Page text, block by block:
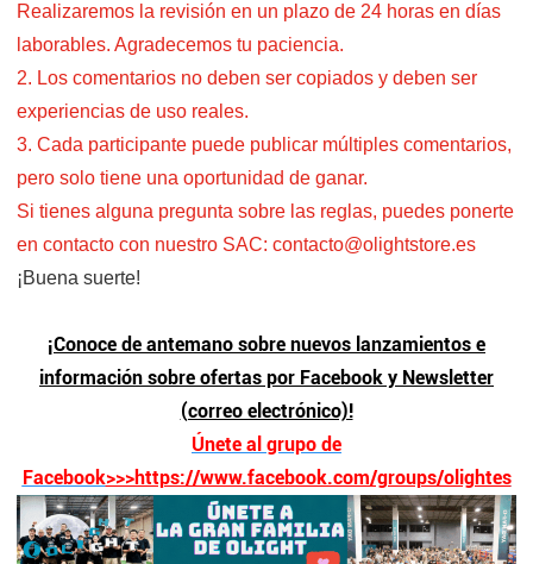
Realizaremos la revisión en un plazo de 24 horas en días
laborables. Agradecemos tu paciencia.
2. Los comentarios no deben ser copiados y deben ser
experiencias de uso reales.
3. Cada participante puede publicar múltiples comentarios,
pero solo tiene una oportunidad de ganar.
Si tienes alguna pregunta sobre las reglas, puedes ponerte
en contacto con nuestro SAC: contacto@olightstore.es
¡Buena suerte!
¡Conoce de antemano sobre nuevos lanzamientos e
información sobre ofertas por Facebook y Newsletter
(correo electrónico)!
Únete al grupo de
Facebook>>>https://www.facebook.com/groups/olightes